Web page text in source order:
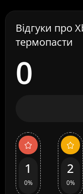
Відгуки про
термопасти
0
1
0%
2
0%